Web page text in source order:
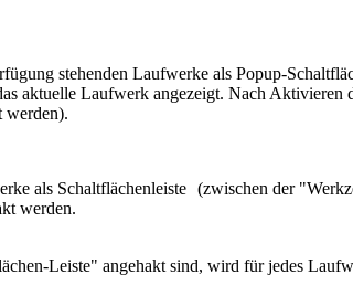
stehenden Laufwerke als Popup-
aktuelle Laufwerk angezeigt. Nach Aktivieren
werden).
als Schaltflächenleiste (zwischen der
werden.
Leiste" angehakt sind, wird für jedes